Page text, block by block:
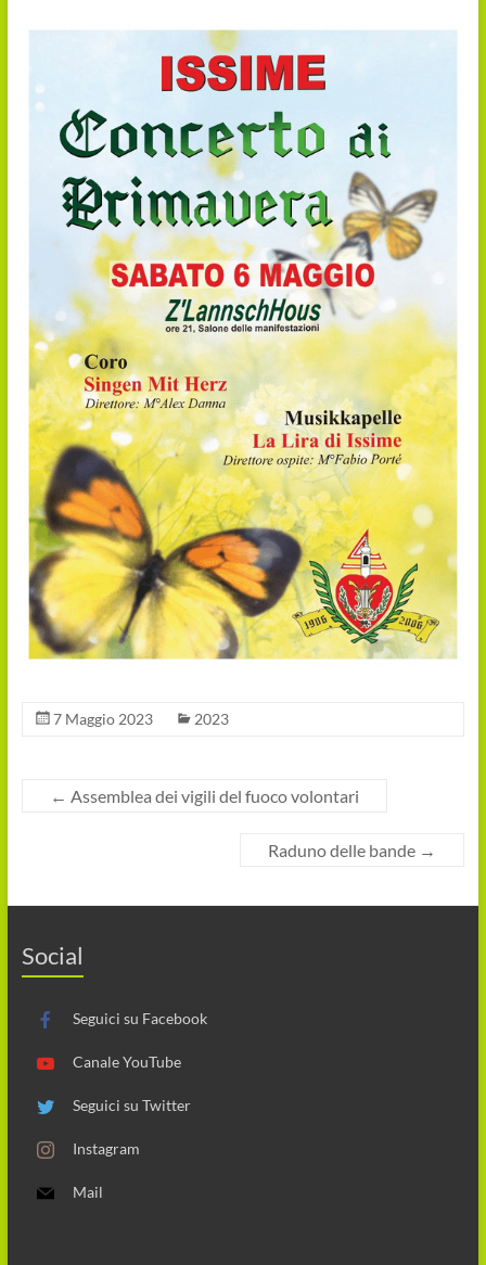
7 Maggio 2023 2023
← Assemblea dei vigili del fuoco volontari
Raduno delle bande →
Social
Seguici su Facebook
Canale YouTube
Seguici su Twitter
Instagram
Mail